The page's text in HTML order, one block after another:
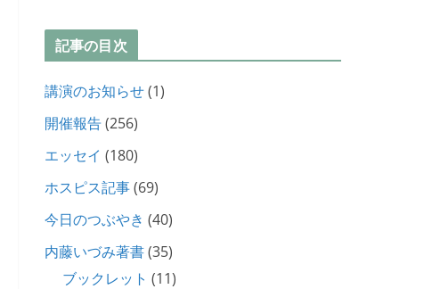
記事の目次
講演のお知らせ(1)
開催報告(256)
エッセイ (180)
ホスピス記事(69)
今日のつぶやき (40)
内藤いづみ著書(35)
ブックレット (11)